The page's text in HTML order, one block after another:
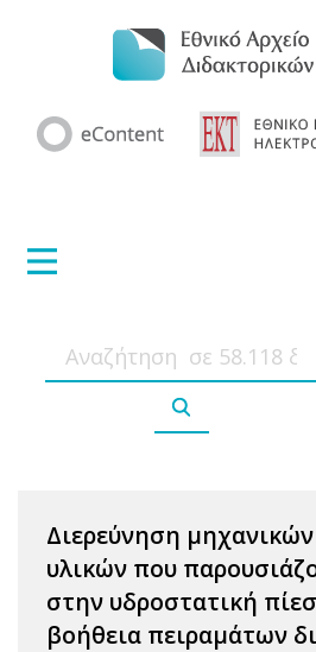
Διερεύνηση
υλικών που
στην υδροστατική
βοήθεια πειραμάτων